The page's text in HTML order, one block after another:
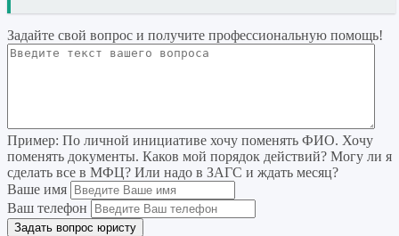
Задайте свой вопрос и получите профессиональную помощь!
Пример: По личной инициативе хочу поменять ФИО. Хочу
поменять документы. Каков мой порядок действий? Могу ли я
сделать все в МФЦ? Или надо в ЗАГС и ждать месяц?
Ваше имя
Ваш телефон